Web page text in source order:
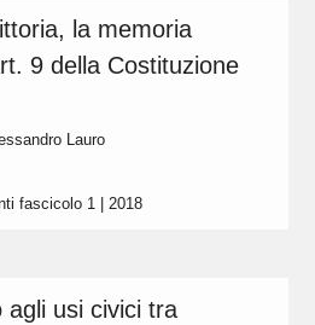
la memoria
9 della Costituzione
Lauro
fascicolo 1 | 2018
agli usi civici tra